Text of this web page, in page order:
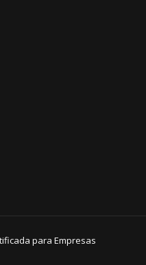
para Empresas